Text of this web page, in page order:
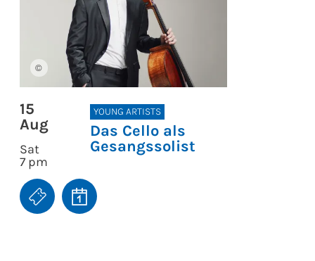
©
15
Aug
Sat
7 pm
YOUNG ARTISTS
Das Cello als
Gesangssolist